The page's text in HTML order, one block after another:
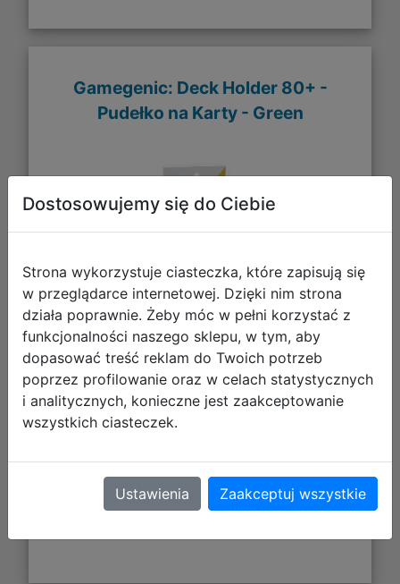
Gamegenic: Deck Holder 80+ -
Pudełko na Karty - Green
8,50 zł
DO KOSZYKA
Galeria zdjęć
Dostosowujemy się do Ciebie
Strona wykorzystuje ciasteczka, które zapisują się
w przeglądarce internetowej. Dzięki nim strona
działa poprawnie. Żeby móc w pełni korzystać z
funkcjonalności naszego sklepu, w tym, aby
dopasować treść reklam do Twoich potrzeb
poprzez profilowanie oraz w celach statystycznych
i analitycznych, konieczne jest zaakceptowanie
wszystkich ciasteczek.
Ustawienia Zaakceptuj wszystkie